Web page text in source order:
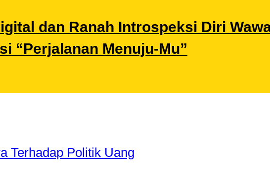
dan Ranah Introspeksi Diri
“Perjalanan Menuju-Mu”
Terhadap Politik Uang